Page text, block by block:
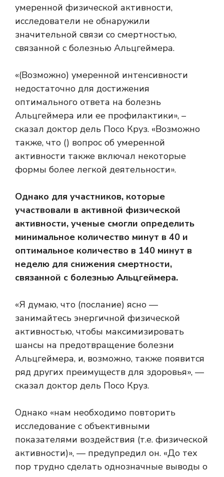
умеренной физической активности,
исследователи не обнаружили
значительной связи со смертностью,
связанной с болезнью Альцгеймера.
«(Возможно) умеренной интенсивности
недостаточно для достижения
оптимального ответа на болезнь
Альцгеймера или ее профилактики», –
сказал доктор дель Посо Круз. «Возможно
также, что () вопрос об умеренной
активности также включал некоторые
формы более легкой деятельности».
Однако для участников, которые
участвовали в активной физической
активности, ученые смогли определить
минимальное количество минут в 40 и
оптимальное количество в 140 минут в
неделю для снижения смертности,
связанной с болезнью Альцгеймера.
«Я думаю, что (послание) ясно —
занимайтесь энергичной физической
активностью, чтобы максимизировать
шансы на предотвращение болезни
Альцгеймера, и, возможно, также появится
ряд других преимуществ для здоровья», —
сказал доктор дель Посо Круз.
Однако «нам необходимо повторить
исследование с объективными
показателями воздействия (т.е. физической
активности)», — предупредил он. «До тех
пор трудно сделать однозначные выводы о